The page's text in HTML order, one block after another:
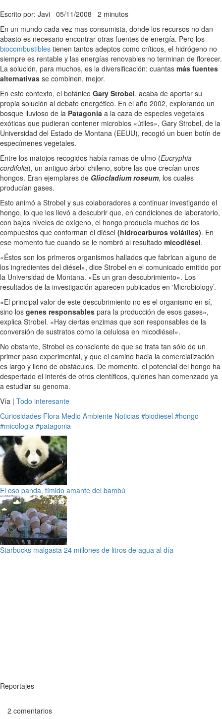
Escrito por: Javi 05/11/2008 2 minutos
En un mundo cada vez mas consumista, donde los recursos no dan
abasto es necesario encontrar otras fuentes de energía. Pero los
biocombustibles tienen tantos adeptos como críticos, el hidrógeno no
siempre es rentable y las energías renovables no terminan de florecer.
La solución, para muchos, es la diversificación: cuantas más fuentes
alternativas se combinen, mejor.
En este contexto, el botánico Gary Strobel, acaba de aportar su
propia solución al debate energético. En el año 2002, explorando un
bosque lluvioso de la Patagonia a la caza de especies vegetales
exóticas que pudieran contener microbios «útiles», Gary Strobel, de la
Universidad del Estado de Montana (EEUU), recogió un buen botín de
especímenes vegetales.
Entre los matojos recogidos había ramas de ulmo (Eucryphia
cordifolia), un antiguo árbol chileno, sobre las que crecían unos
hongos. Eran ejemplares de Gliocladium roseum, los cuales
producían gases.
Esto animó a Strobel y sus colaboradores a continuar investigando el
hongo, lo que les llevó a descubrir que, en condiciones de laboratorio,
con bajos niveles de oxígeno, el hongo producía muchos de los
compuestos que conforman el diésel (hidrocarburos volátiles). En
ese momento fue cuando se le nombró al resultado micodiésel.
«Éstos son los primeros organismos hallados que fabrican alguno de
los ingredientes del diésel», dice Strobel en el comunicado emitido por
la Universidad de Montana. «Es un gran descubrimiento». Los
resultados de la investigación aparecen publicados en ‘Microbiology’.
«El principal valor de este descubrimiento no es el organismo en sí,
sino los genes responsables para la producción de esos gases»,
explica Strobel. «Hay ciertas enzimas que son responsables de la
conversión de sustratos como la celulosa en micodiésel».
No obstante, Strobel es consciente de que se trata tan sólo de un
primer paso experimental, y que el camino hacia la comercialización
es largo y lleno de obstáculos. De momento, el potencial del hongo ha
despertado el interés de otros científicos, quienes han comenzado ya
a estudiar su genoma.
Vía | Todo interesante
Curiosidades Flora Medio Ambiente Noticias #biodiesel #hongo
#micologia #patagonia
El oso panda, tímido amante del bambú
Starbucks malgasta 24 millones de litros de agua al día
Reportajes
2 comentarios